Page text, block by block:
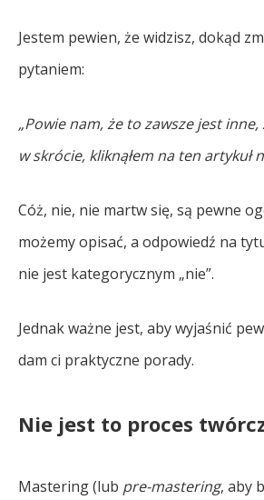
Jestem pewien, że widzisz, dokąd
pytaniem:
„Powie nam, że to zawsze jest
w skrócie, kliknąłem na ten artykuł
Cóż, nie, nie martw się, są pewne
możemy opisać, a odpowiedź na
nie jest kategorycznym „nie”.
Jednak ważne jest, aby wyjaśnić
dam ci praktyczne porady.
Nie jest to proces
Mastering (lub pre-mastering, aby